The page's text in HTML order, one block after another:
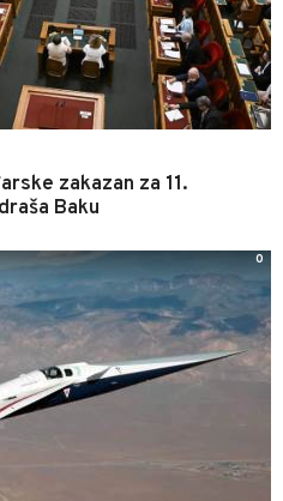
zakazan za 11.
Baku
0